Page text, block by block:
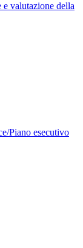
e valutazione della
Piano esecutivo